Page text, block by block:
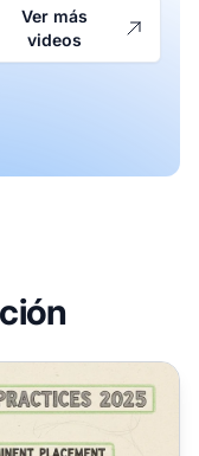
Ver más
videos
de afiliados? Guía